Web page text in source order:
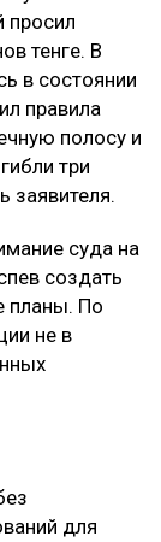
просил
тенге. В
в состоянии
правила
полосу и
три
заявителя.
суда на
создать
планы. По
не в
для